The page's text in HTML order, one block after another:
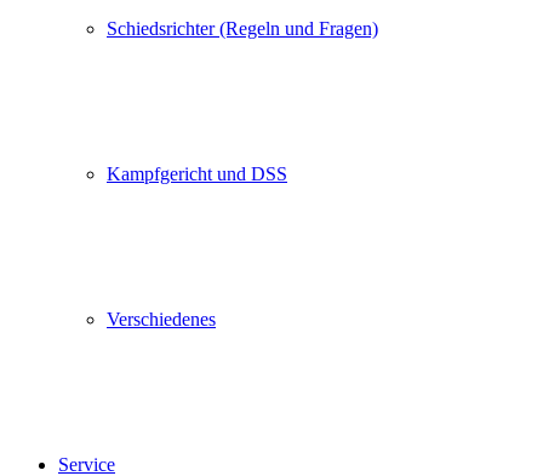
Schiedsrichter (Regeln und Fragen)
Kampfgericht und DSS
Verschiedenes
Service